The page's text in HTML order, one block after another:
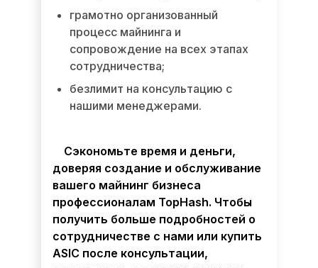
грамотно организованный
процесс майнинга и
сопровождение на всех этапах
сотрудничества;
безлимит на консультацию с
нашими менеджерами.
Сэкономьте время и деньги,
доверяя создание и обслуживание
вашего майнинг бизнеса
профессионалам TopHash. Чтобы
получить больше подробностей о
сотрудничестве с нами или купить
ASIC после консультации,